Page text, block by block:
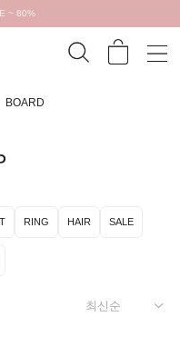
~ 80%
BOARD
RING HAIR SALE